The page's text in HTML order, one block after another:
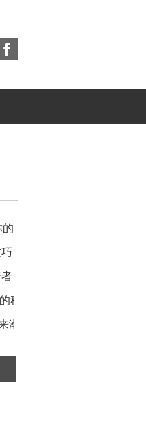
个人品牌营销策略如何做？
秘籍：在地化！抓住消费者
潮流